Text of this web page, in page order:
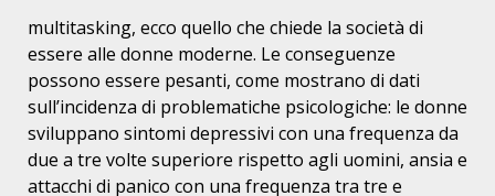
multitasking, ecco quello che chiede la società di
essere alle donne moderne. Le conseguenze
possono essere pesanti, come mostrano di dati
sull’incidenza di problematiche psicologiche: le donne
sviluppano sintomi depressivi con una frequenza da
due a tre volte superiore rispetto agli uomini, ansia e
attacchi di panico con una frequenza tra tre e